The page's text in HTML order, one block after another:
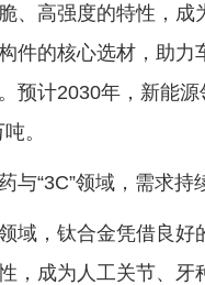
、高强度的特性，成
件的核心选材，助力
预计2030年，新能源
。
与“3C”领域，需求持
域，钛合金凭借良好
，成为人工关节、牙